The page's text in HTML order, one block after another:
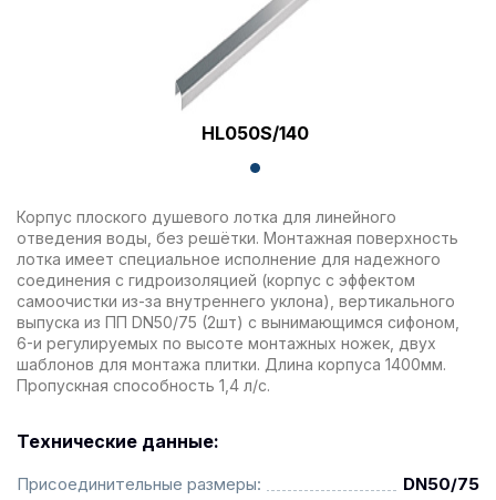
HL050S/140
Корпус плоского душевого лотка для линейного
отведения воды, без решётки. Монтажная поверхность
лотка имеет специальное исполнение для надежного
соединения с гидроизоляцией (корпус с эффектом
самоочистки из-за внутреннего уклона), вертикального
выпуска из ПП DN50/75 (2шт) с вынимающимся сифоном,
6-и регулируемых по высоте монтажных ножек, двух
шаблонов для монтажа плитки. Длина корпуса 1400мм.
Пропускная способность 1,4 л/с.
Технические данные:
Присоединительные размеры:
DN50/75